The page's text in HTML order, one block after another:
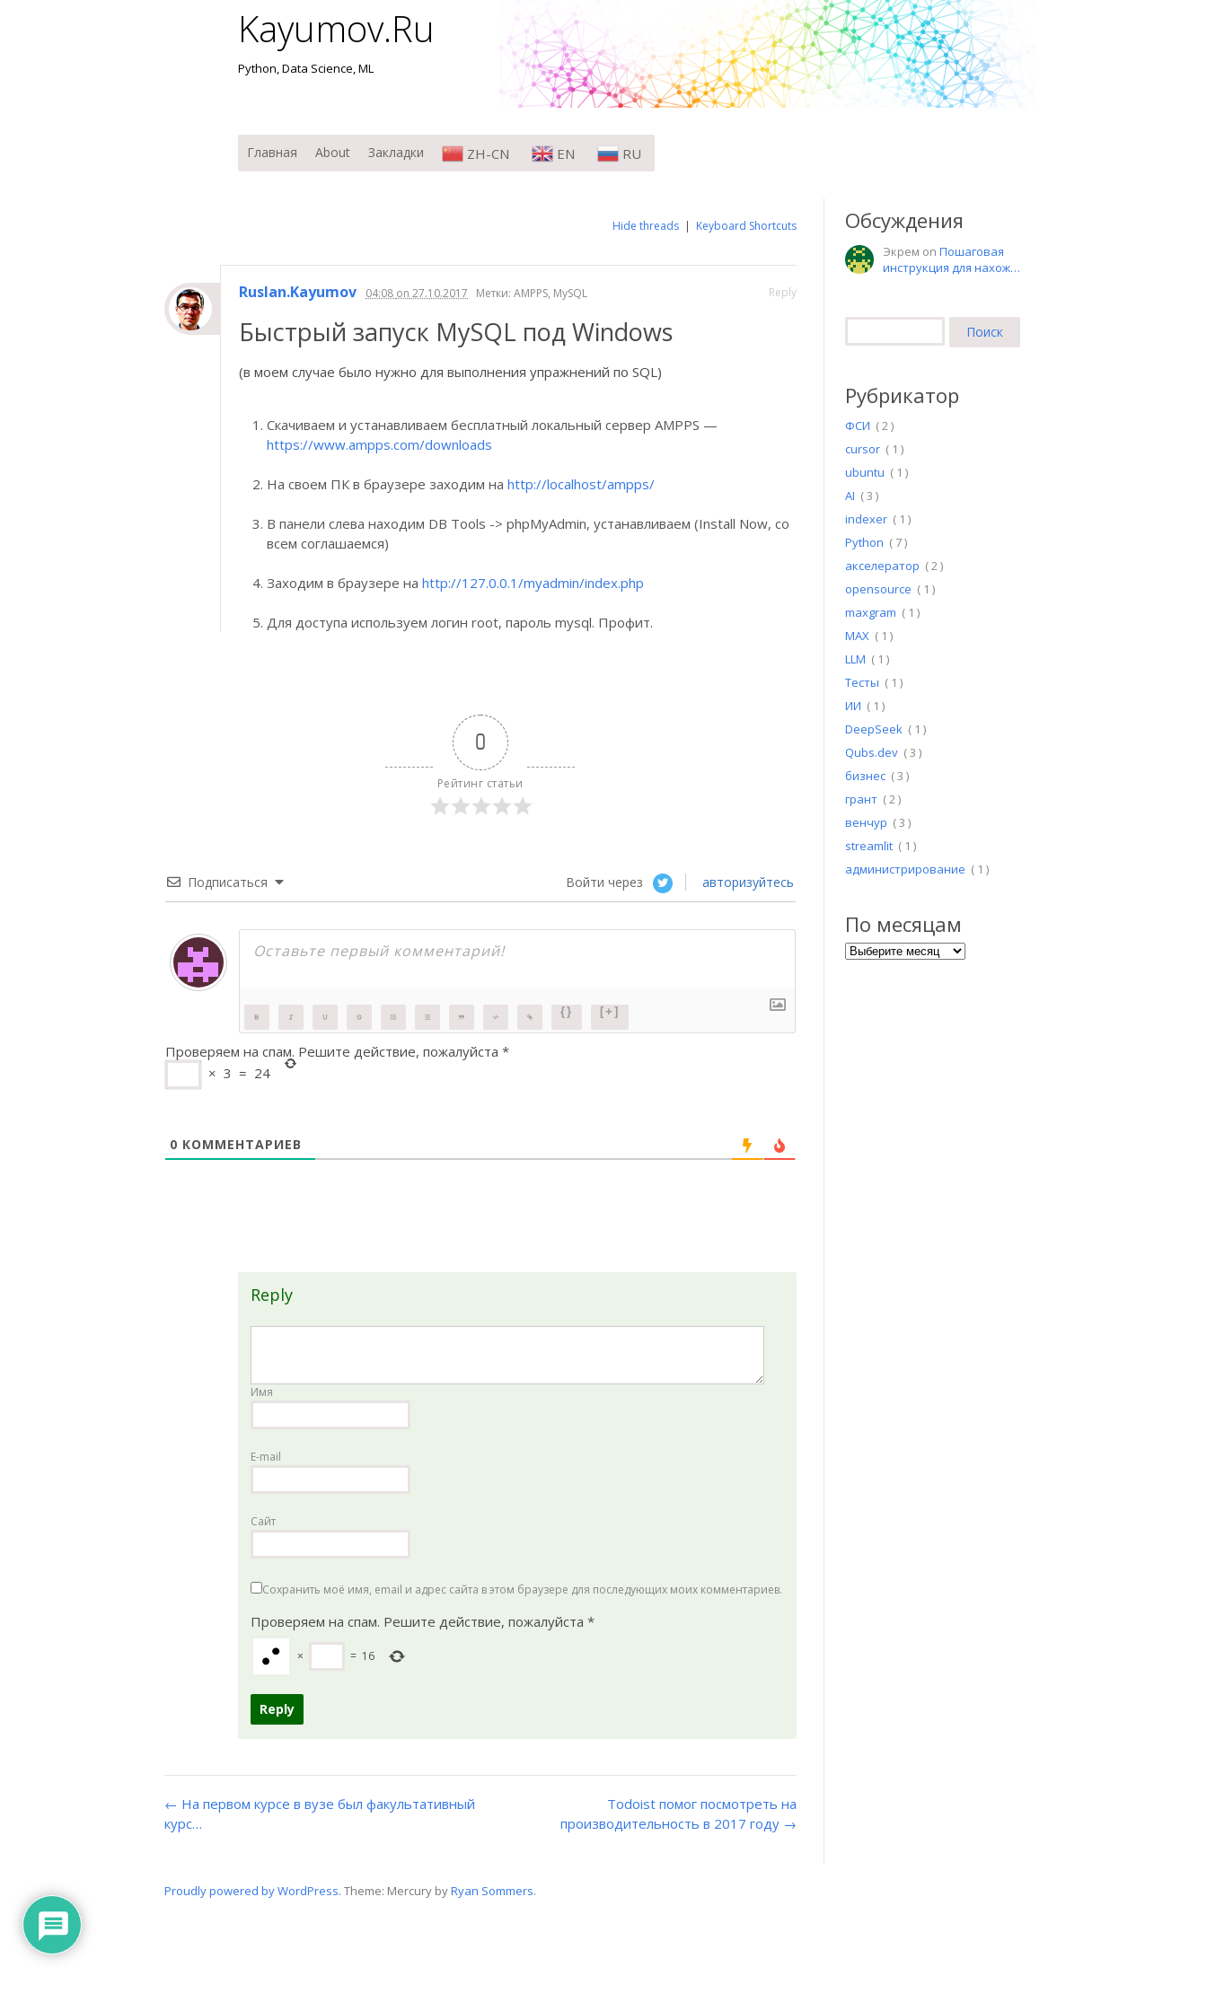
Kayumov.Ru
Python, Data Science, ML
Меню
Перейти к содержимому
Главная About Закладки ZH-CN EN RU
Hide threads | Keyboard Shortcuts
Ruslan.Kayumov 04:08 on 27.10.2017 Reply
Метки: AMPPS, MySQL
Быстрый запуск MySQL под Windows
(в моем случае было нужно для выполнения упражнений по SQL)
Скачиваем и устанавливаем бесплатный локальный сервер AMPPS —
https://www.ampps.com/downloads
На своем ПК в браузере заходим наhttp://localhost/ampps/
В панели слева находим DB Tools -> phpMyAdmin, устанавливаем (Install Now, со
всем соглашаемся)
Заходим в браузере наhttp://127.0.0.1/myadmin/index.php
Для доступа используем логин root, пароль mysql. Профит.
0
Рейтинг статьи
Подписаться Войти через авторизуйтесь
{} [+]
Проверяем на спам. Решите действие, пожалуйста *
× 3 = 24
0 КОММЕНТАРИЕВ
Reply
Имя
E-mail
Сайт
Сохранить моё имя, email и адрес сайта в этом браузере для последующих моих комментариев.
Проверяем на спам. Решите действие, пожалуйста *
× = 16
← На первом курсе в вузе был факультативный
курс…
Todoist помог посмотреть на
производительность в 2017 году →
Обсуждения
Экрем on Пошаговая
инструкция для нахож…
Найти:
Рубрикатор
ФСИ ( 2 )
cursor( 1 )
ubuntu ( 1 )
AI ( 3 )
indexer( 1 )
Python ( 7 )
акселератор ( 2 )
opensource ( 1 )
maxgram ( 1 )
MAX( 1 )
LLM ( 1 )
Тесты ( 1 )
ИИ ( 1 )
DeepSeek( 1 )
Qubs.dev( 3 )
бизнес( 3 )
грант( 2 )
венчур ( 3 )
streamlit( 1 )
администрирование ( 1 )
По месяцам
По месяцам
Proudly powered by WordPress. Theme: Mercury byRyan Sommers.